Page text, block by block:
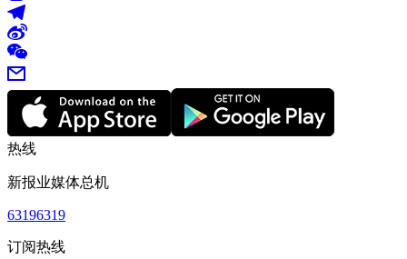
热线
新报业媒体总机
63196319
订阅热线